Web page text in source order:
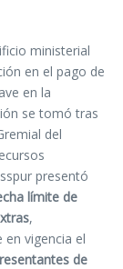
ministerial
en el pago de
en la
se tomó tras
del
presentó
límite de
,
vigencia el
de